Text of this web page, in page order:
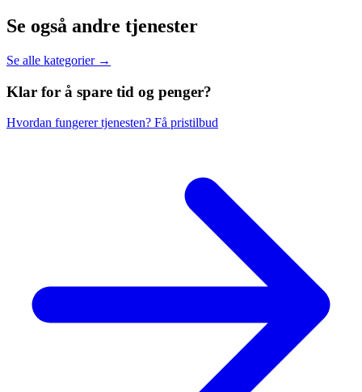
Se også andre tjenester
Se alle kategorier →
Klar for å spare tid og penger?
Hvordan fungerer tjenesten? Få pristilbud